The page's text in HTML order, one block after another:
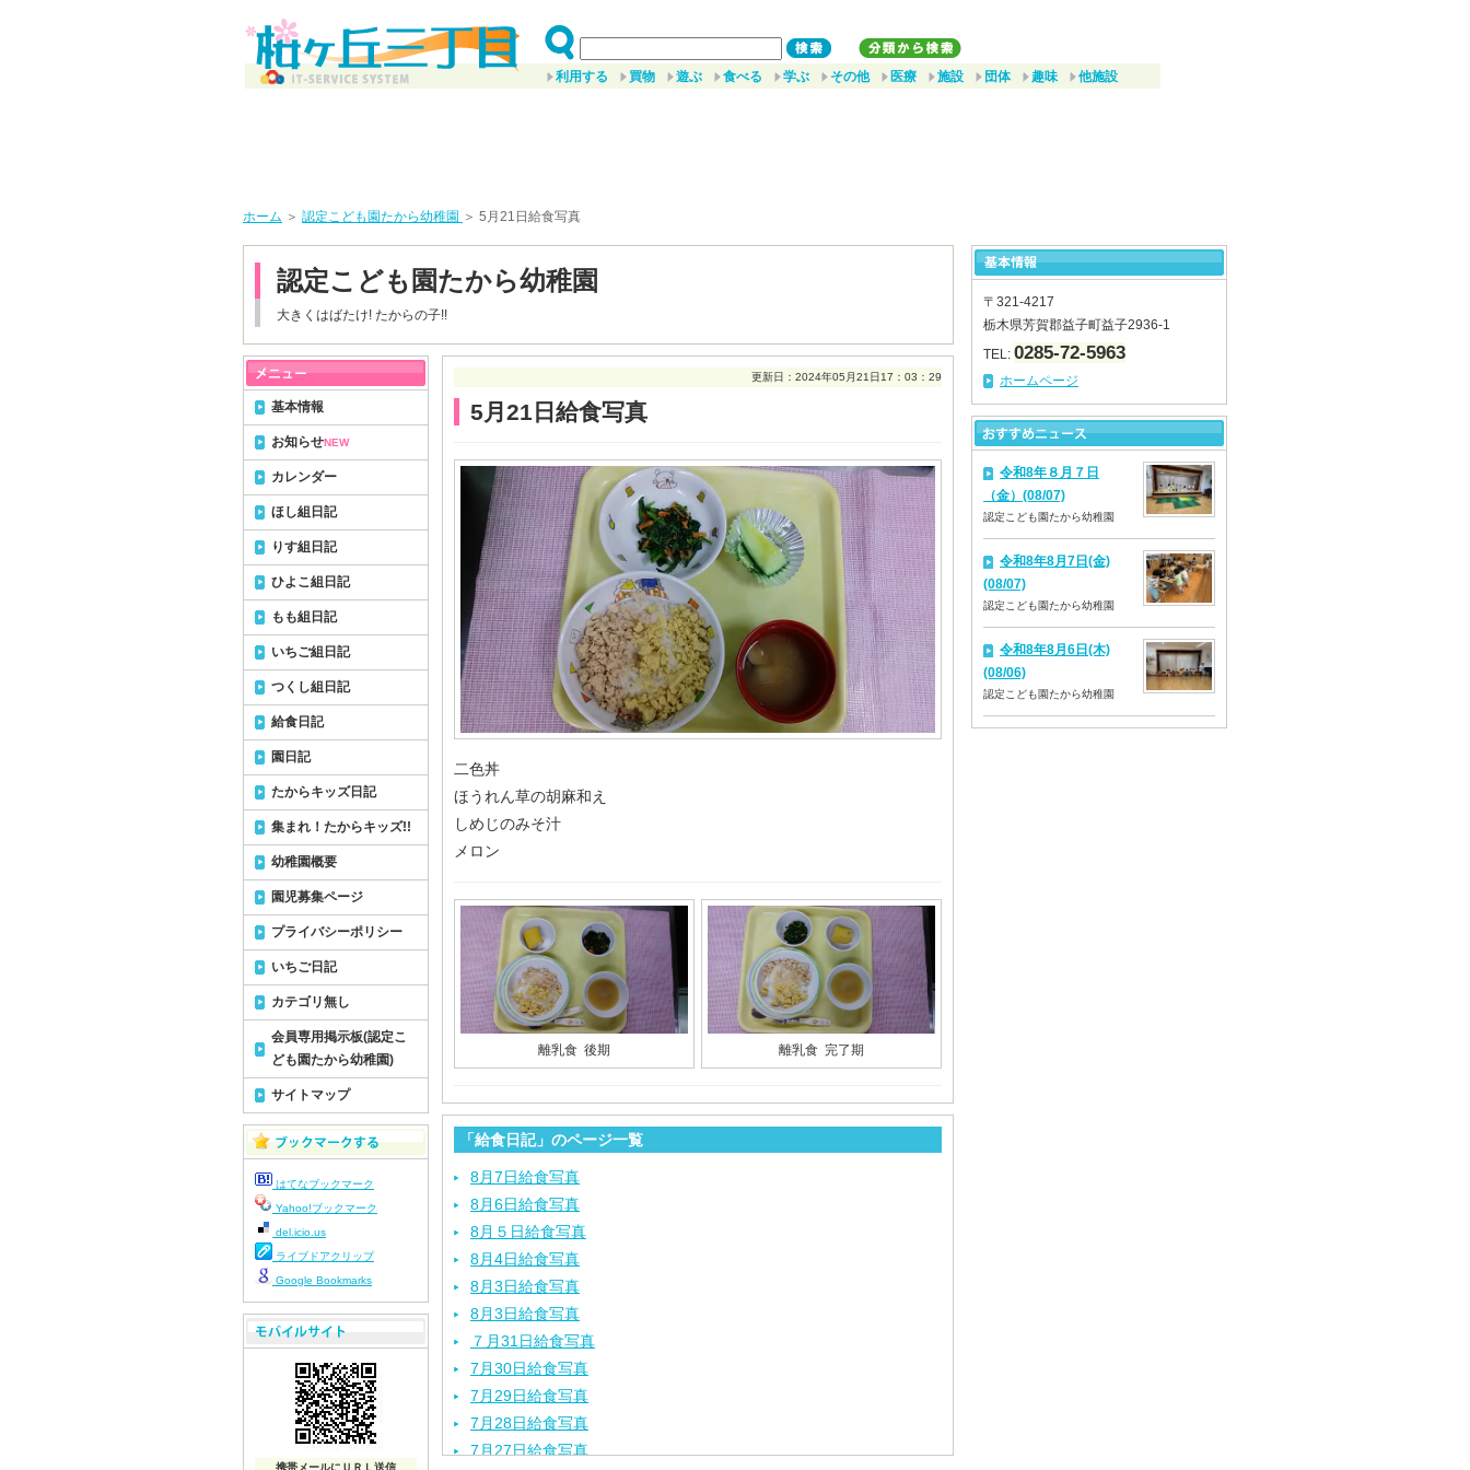
利用する 買物 遊ぶ 食べる 学ぶ その他 医療 施設 団体 趣味 他施設
ホーム ＞ 認定こども園たから幼稚園 ＞ 5月21日給食写真
認定こども園たから幼稚園
大きくはばたけ! たからの子!!
更新日：2024年05月21日17：03：29
5月21日給食写真
二色丼
ほうれん草の胡麻和え
しめじのみそ汁
メロン
離乳食 後期 離乳食 完了期
「給食日記」のページ一覧
8月7日給食写真
8月6日給食写真
8月５日給食写真
8月4日給食写真
8月3日給食写真
8月3日給食写真
７月31日給食写真
7月30日給食写真
7月29日給食写真
7月28日給食写真
7月27日給食写真
基本情報
お知らせNEW
カレンダー
ほし組日記
りす組日記
ひよこ組日記
もも組日記
いちご組日記
つくし組日記
給食日記
園日記
たからキッズ日記
集まれ！たからキッズ!!
幼稚園概要
園児募集ページ
プライバシーポリシー
いちご日記
カテゴリ無し
会員専用掲示板(認定こ
ども園たから幼稚園)
サイトマップ
はてなブックマーク
Yahoo!ブックマーク
del.icio.us
ライブドアクリップ
Google Bookmarks
携帯メールにＵＲＬ送信
〒321-4217
栃木県芳賀郡益子町益子2936-1
TEL: 0285-72-5963
ホームページ
令和8年８月７日
（金）(08/07)
認定こども園たから幼稚園
令和8年8月7日(金)
(08/07)
認定こども園たから幼稚園
令和8年8月6日(木)
(08/06)
認定こども園たから幼稚園